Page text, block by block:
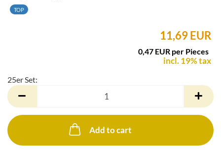
TOP
11,69 EUR
0,47 EUR per Pieces
incl. 19% tax
25er Set:
25er
Set
Add to cart